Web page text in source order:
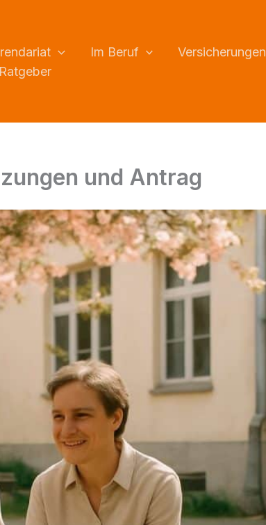
Im Beruf Versicherungen
Ratgeber
und Antrag